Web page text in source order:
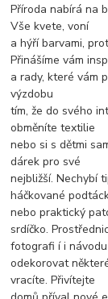
Příroda nabírá na
Vše kvete, voní
a hýří barvami,
Přinášíme vám
a rady, které vám
výzdobu
tím, že do svého
obměníte textilie
nebo si s dětmi
dárek pro své
nejbližší. Nechybí
háčkované
nebo praktický
srdíčko.
fotografi í i
odekorovat
vracíte. Přivítejte